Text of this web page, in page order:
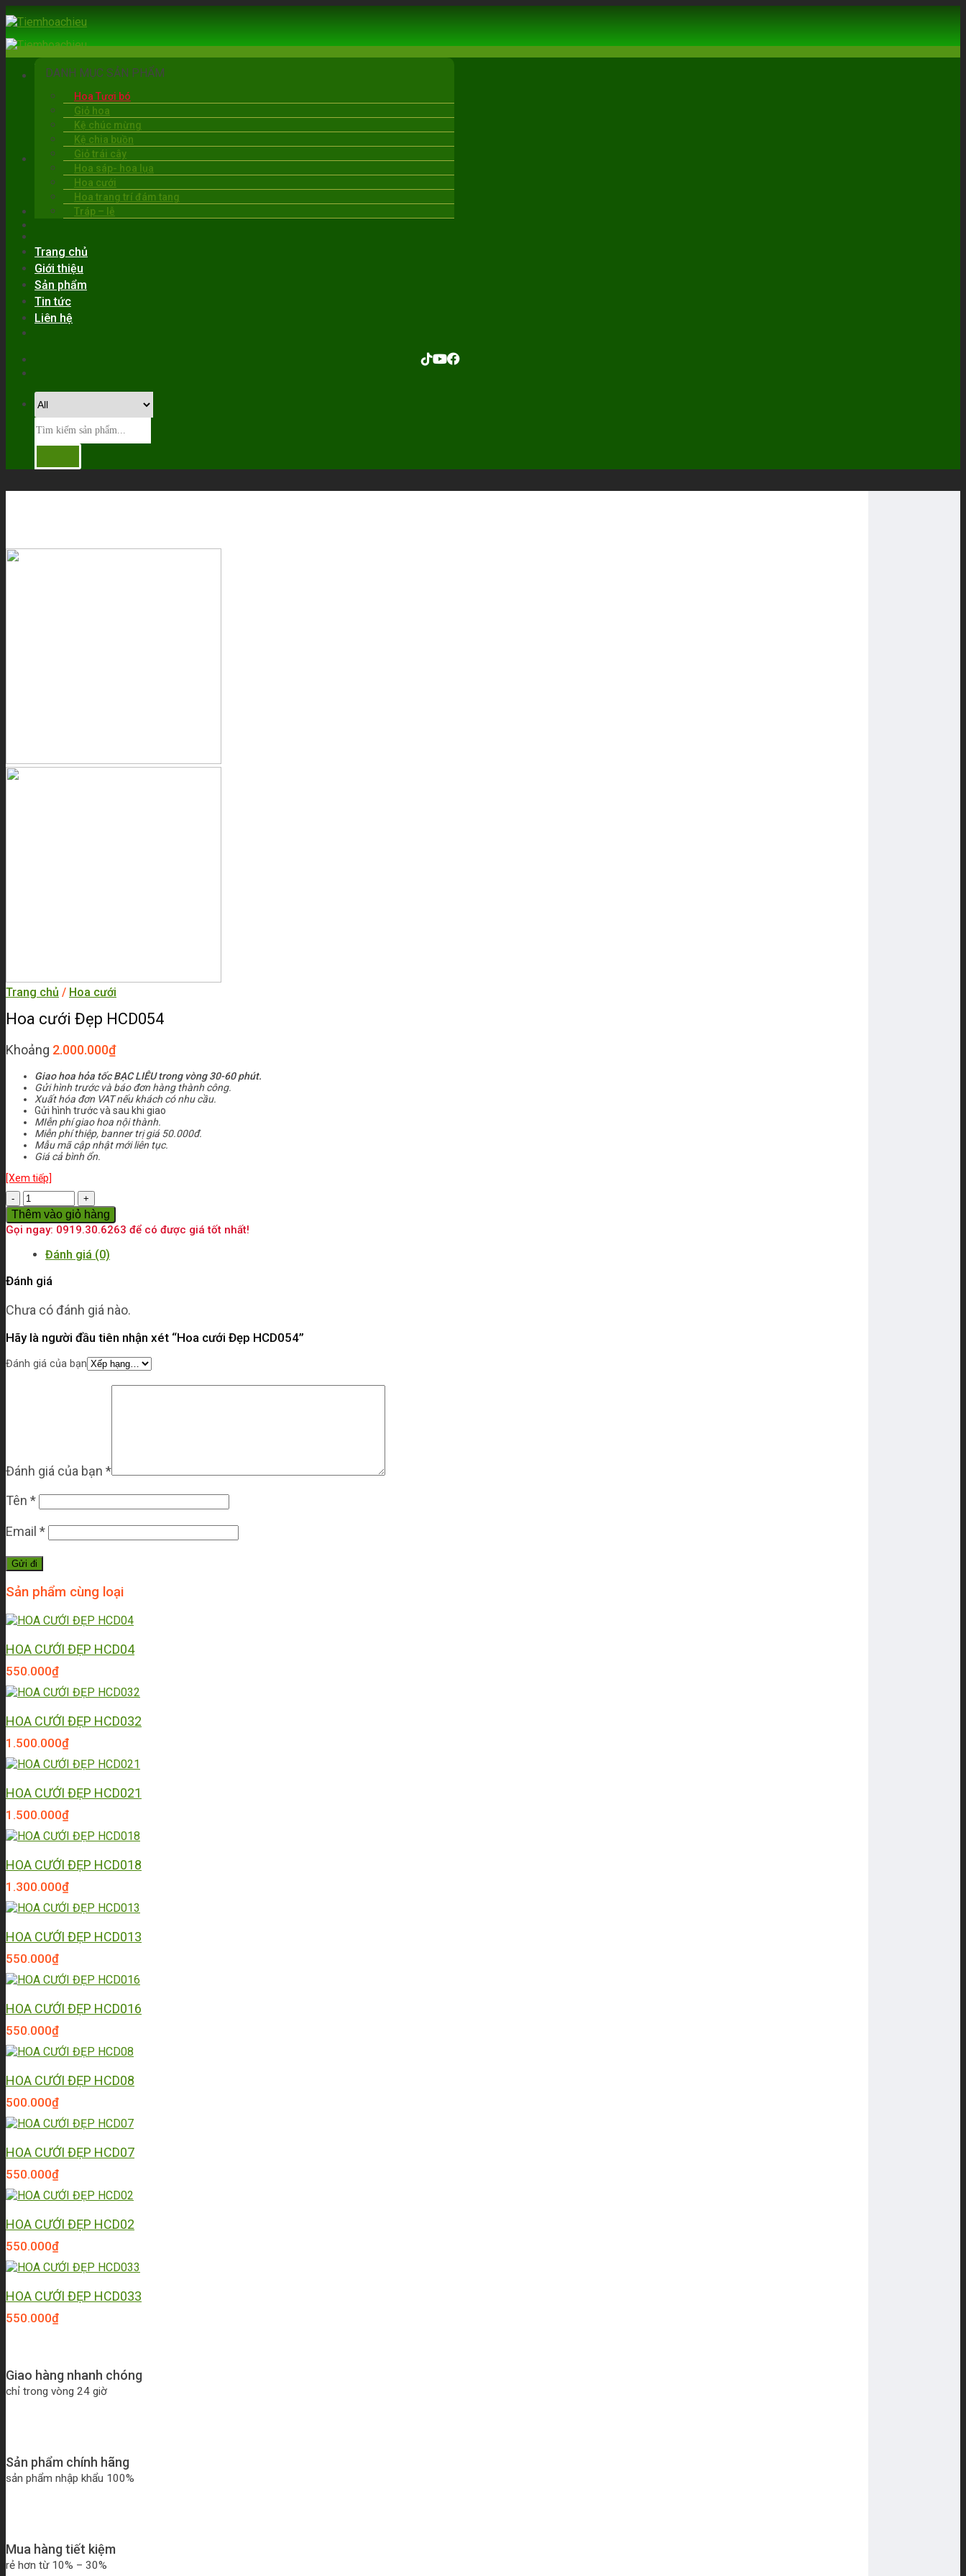
Skip
to
content
BẠC LIÊU
06:00 - 22:00
0919.30.6263
DANH MỤC SẢN PHẨM
Hoa Tươi bó
Giỏ hoa
Kệ chúc mừng
Kệ chia buồn
Giỏ trái cây
Hoa sáp- hoa lụa
Hoa cưới
Hoa trang trí đám tang
Tráp – lễ
Trang chủ
Giới thiệu
Sản phẩm
Tin tức
Liên hệ
Trang chủ / Hoa cưới
Hoa cưới Đẹp HCD054
Khoảng 2.000.000₫
Giao hoa hỏa tốc BẠC LIÊU trong vòng 30-60 phút.
Gửi hình trước và báo đơn hàng thành công.
Xuất hóa đơn VAT nếu khách có nhu cầu.
Gửi hình trước và sau khi giao
MIễn phí giao hoa nội thành.
Miễn phí thiệp, banner trị giá 50.000đ.
Mẫu mã cập nhật mới liên tục.
Giá cả bình ổn.
[Xem tiếp]
Số
lượng
Thêm vào giỏ hàng
Gọi ngay: 0919.30.6263 để có được giá tốt nhất!
Đánh giá (0)
Đánh giá
Chưa có đánh giá nào.
Hãy là người đầu tiên nhận xét “Hoa cưới Đẹp HCD054”
Đánh giá của bạn
Đánh giá của bạn *
Tên *
Email *
Sản phẩm cùng loại
HOA CƯỚI ĐẸP HCD04
550.000₫
HOA CƯỚI ĐẸP HCD032
1.500.000₫
HOA CƯỚI ĐẸP HCD021
1.500.000₫
HOA CƯỚI ĐẸP HCD018
1.300.000₫
HOA CƯỚI ĐẸP HCD013
550.000₫
HOA CƯỚI ĐẸP HCD016
550.000₫
HOA CƯỚI ĐẸP HCD08
500.000₫
HOA CƯỚI ĐẸP HCD07
550.000₫
HOA CƯỚI ĐẸP HCD02
550.000₫
HOA CƯỚI ĐẸP HCD033
550.000₫
Giao hàng nhanh chóng
chỉ trong vòng 24 giờ
Sản phẩm chính hãng
sản phẩm nhập khẩu 100%
Mua hàng tiết kiệm
rẻ hơn từ 10% – 30%